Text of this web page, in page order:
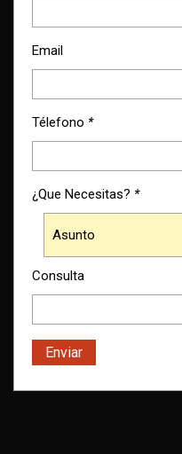
Email
Télefono *
¿Que Necesitas? *
Consulta